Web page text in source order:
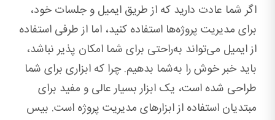
اگر شما عادت دارید که از طریق ایمیل و جلسات خود،
برای مدیریت پروژه‌ها استفاده کنید، اما از طرفی استفاده
از ایمیل می‌تواند به‌راحتی برای شما امکان پذیر نباشد،
باید خبر خوش را به‌شما بدهیم. چرا که ابزاری برای شما
طراحی شده است، یک ابزار بسیار عالی و مفید برای
مبتدیان استفاده از ابزارهای مدیریت پروژه است. بیس